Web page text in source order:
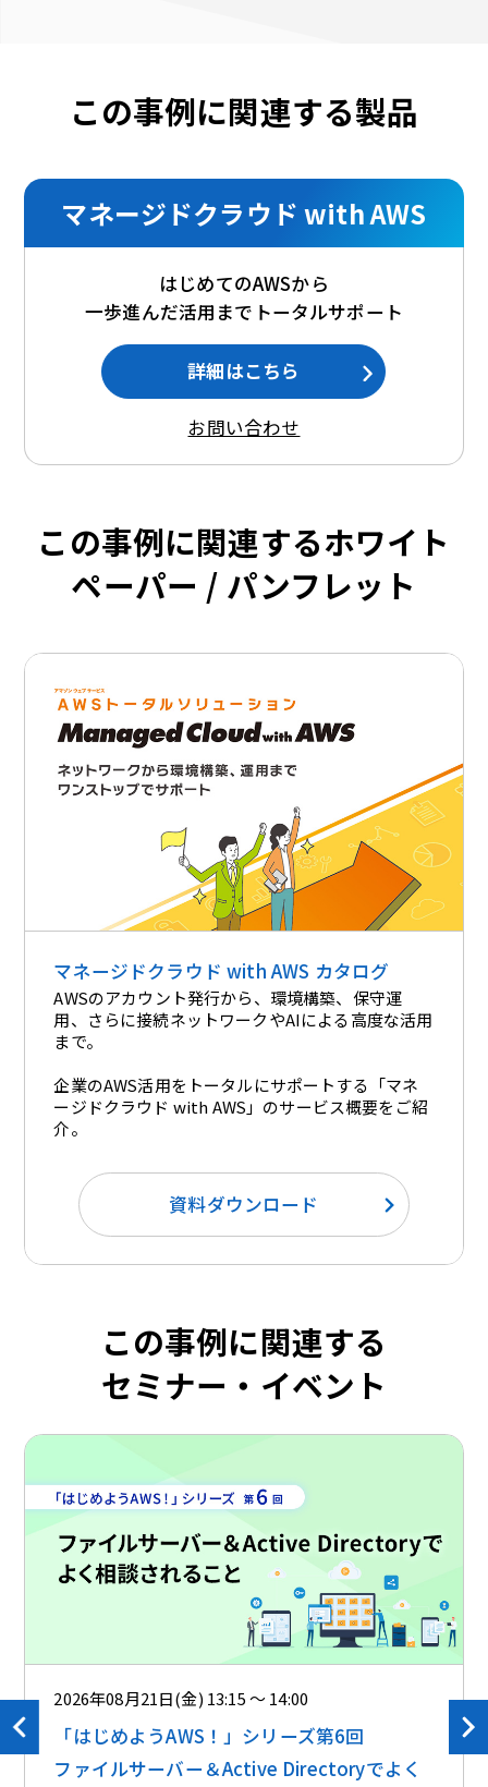
この事例に関連する製品
マネージドクラウド with AWS
はじめてのAWSから
一歩進んだ活用までトータルサポート
詳細はこちら
お問い合わせ
この事例に関連するホワイト
ペーパー / パンフレット
マネージドクラウド with AWS カタログ
AWSのアカウント発行から、環境構築、保守運
用、さらに接続ネットワークやAIによる高度な活用
まで。
企業のAWS活用をトータルにサポートする「マネ
ージドクラウド with AWS」のサービス概要をご紹
介。​
資料ダウンロード
この事例に関連する
セミナー・イベント
2026年08月21日(金) 13:15 ～ 14:00
「はじめようAWS！」シリーズ第6回
ファイルサーバー＆Active Directoryでよく